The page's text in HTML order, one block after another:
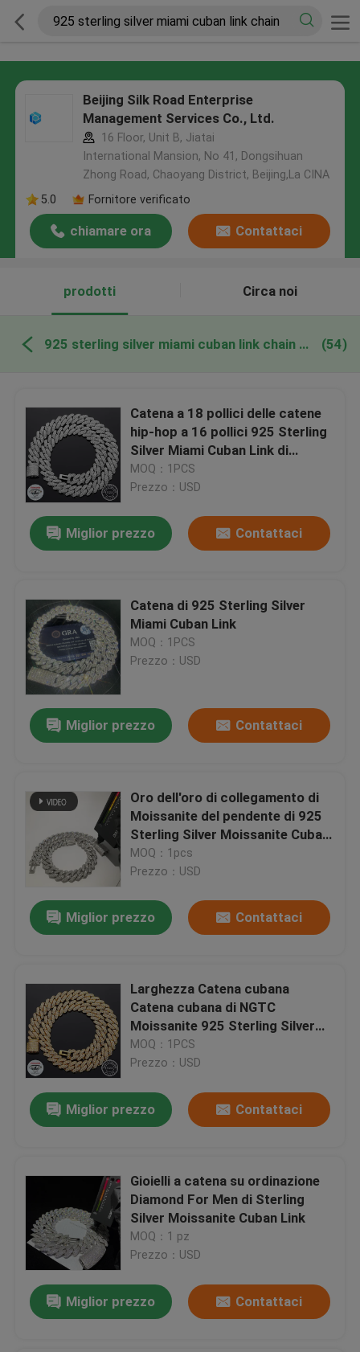
Beijing Silk Road Enterprise
Management Services Co., Ltd.
16 Floor, Unit B, Jiatai
International Mansion, No 41, Dongsihuan
Zhong Road, Chaoyang District, Beijing,La CINA
5.0
Fornitore verificato
chiamare ora Contattaci
prodotti Circa noi
925 sterling silver miami cuban link chain produzione online (54)
Catena a 18 pollici delle catene
hip-hop a 16 pollici 925 Sterling
Silver Miami Cuban Link di
Moissanite
MOQ：1PCS
Prezzo：USD
Miglior prezzo Contattaci
Catena di 925 Sterling Silver
Miami Cuban Link
MOQ：1PCS
Prezzo：USD
Miglior prezzo Contattaci
Oro dell'oro di collegamento di
Moissanite del pendente di 925
Sterling Silver Moissanite Cuban
Link
MOQ：1pcs
Prezzo：USD
Miglior prezzo Contattaci
Larghezza Catena cubana
Catena cubana di NGTC
Moissanite 925 Sterling Silver
Miami 13mm
MOQ：1PCS
Prezzo：USD
Miglior prezzo Contattaci
Gioielli a catena su ordinazione
Diamond For Men di Sterling
Silver Moissanite Cuban Link
MOQ：1 pz
Prezzo：USD
Miglior prezzo Contattaci